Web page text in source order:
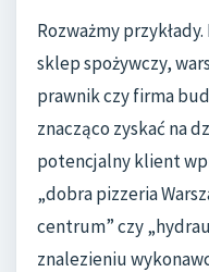
Rozważmy
sklep spożywczy,
prawnik czy firma
znacząco zyskać na
potencjalny klient
„dobra pizzeria
centrum” czy
znalezieniu